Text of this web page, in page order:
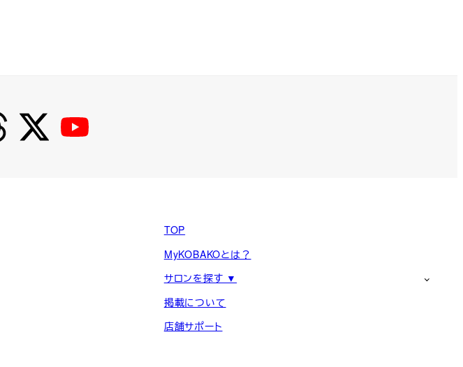
【threads】 【Twitter】
TOP
MyKOBAKOとは？
サロンを探す ▼
掲載について
店舗サポート